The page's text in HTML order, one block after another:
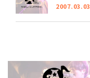
2007.03.03